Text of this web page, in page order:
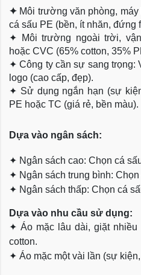
✦ Môi trường văn phòng,
cá sấu PE (bền, ít nhăn, đứng
✦
Môi trường ngoài trời,
hoặc CVC (65% cotton, 35%
✦Công ty cần sự sang trọng:
logo (cao cấp, đẹp).
✦ Sử dụng ngắn hạn (sự
PE hoặc TC (giá rẻ, bền màu).
Dựa vào ngân sách:
✦ Ngân sách cao: Chọn cá
✦ Ngân sách trung bình:
✦ Ngân sách thấp: Chọn cá
Dựa vào nhu cầu sử dụng:
✦ Áo mặc lâu dài, giặt
cotton.
✦ Áo mặc một vài lần (sự